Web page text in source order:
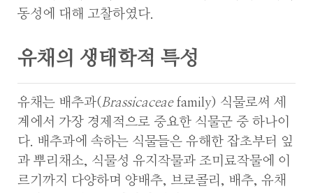
동성에 대해 고찰하였다.
유채의 생태학적 특성
유채는 배추과(Brassicaceaefamily) 식물로써 세
계에서 가장 경제적으로 중요한 식물군 중 하나이
다. 배추과에 속하는 식물들은 유해한 잡초부터 잎
과 뿌리채소, 식물성 유지작물과 조미료작물에 이
르기까지 다양하며 양배추, 브로콜리, 배추, 유채